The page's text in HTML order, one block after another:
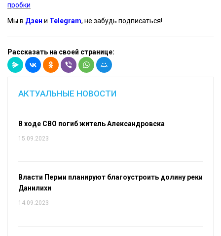
пробки
Мы в Дзен и Telegram, не забудь подписаться!
Рассказать на своей странице:
АКТУАЛЬНЫЕ НОВОСТИ
В ходе СВО погиб житель Александровска
15.09.2023
Власти Перми планируют благоустроить долину реки
Данилихи
14.09.2023